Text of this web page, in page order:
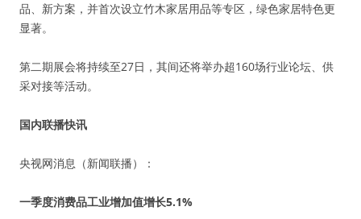
品、新方案，并首次设立竹木家居用品等专区，绿色家居特色更
显著。
第二期展会将持续至27日，其间还将举办超160场行业论坛、供
采对接等活动。
国内联播快讯
央视网消息（新闻联播）：
一季度消费品工业增加值增长5.1%